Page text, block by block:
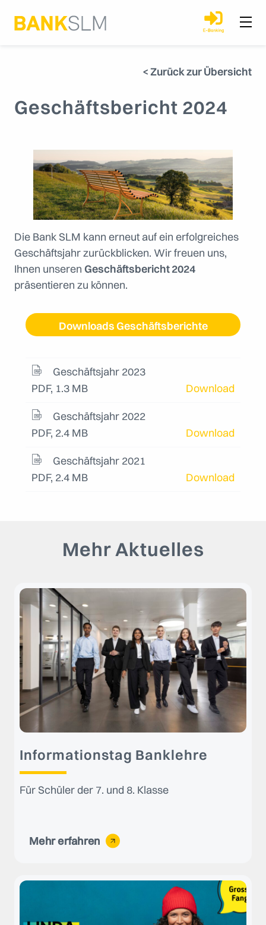
< Zurück zur Übersicht
Geschäftsbericht 2024
Die Bank SLM kann erneut auf ein erfolgreiches
Geschäftsjahr zurückblicken. Wir freuen uns,
Ihnen unseren Geschäftsbericht 2024
präsentieren zu können.
Downloads Geschäftsberichte
Geschäftsjahr 2023
PDF, 1.3 MB
Download
Geschäftsjahr 2022
PDF, 2.4 MB
Download
Geschäftsjahr 2021
PDF, 2.4 MB
Download
Mehr Aktuelles
Informationstag Banklehre
Für Schüler der 7. und 8. Klasse
Mehr erfahren